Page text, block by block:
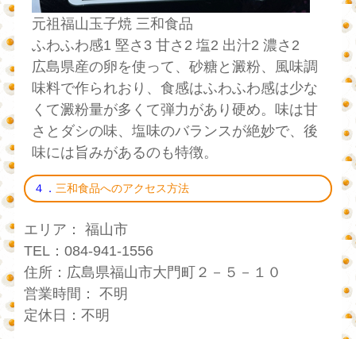
元祖福山玉子焼 三和食品
ふわふわ感1 堅さ3 甘さ2 塩2 出汁2 濃さ2
広島県産の卵を使って、砂糖と澱粉、風味調
味料で作られおり、食感はふわふわ感は少な
くて澱粉量が多くて弾力があり硬め。味は甘
さとダシの味、塩味のバランスが絶妙で、後
味には旨みがあるのも特徴。
４． 三和食品へのアクセス方法
エリア： 福山市
TEL：084-941-1556
住所：広島県福山市大門町２－５－１０
営業時間： 不明
定休日：不明